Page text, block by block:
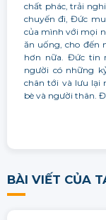
chất phác, trải
chuyến đi, Đức
của mình với mọi
ăn uống, cho đến
hơn nữa. Đức tin
người có những
chân tới và lưu lại
bè và người thân.
BÀI VIẾT CỦA